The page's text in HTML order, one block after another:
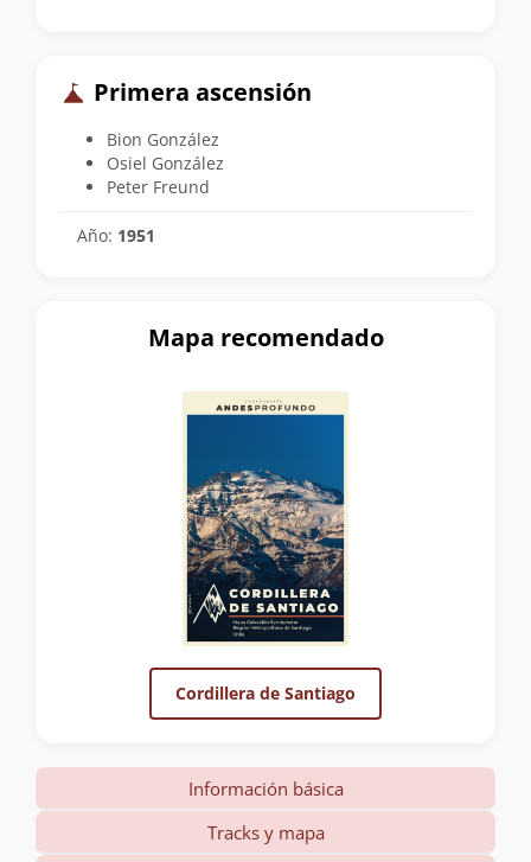
Primera ascensión
Bion González
Osiel González
Peter Freund
Año: 1951
Mapa recomendado
Cordillera de Santiago
Información básica
Tracks y mapa